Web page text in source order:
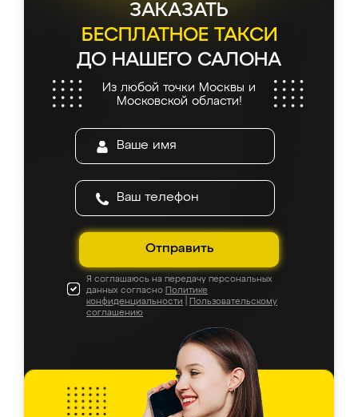
ЗАКАЗАТЬ
БЕСПЛАТНОЕ ТАКСИ
ДО НАШЕГО САЛОНА
Из любой точки Москвы и
Московской области!
Отправить
Я соглашаюсь на передачу персональных
данных согласно Политике
конфиденциальности
Пользовательскому
соглашению